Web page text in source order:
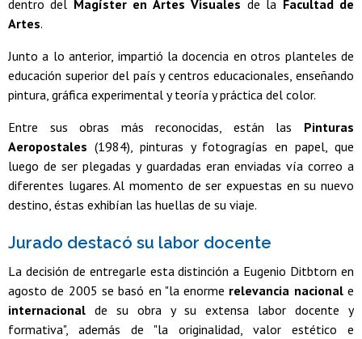
dentro del Magíster en Artes Visuales de la Facultad de
Artes.
Junto a lo anterior, impartió la docencia en otros planteles de
educación superior del país y centros educacionales, enseñando
pintura, gráfica experimental y teoría y práctica del color.
Entre sus obras más reconocidas, están las Pinturas
Aeropostales (1984), pinturas y fotogragías en papel, que
luego de ser plegadas y guardadas eran enviadas vía correo a
diferentes lugares. Al momento de ser expuestas en su nuevo
destino, éstas exhibían las huellas de su viaje.
Jurado destacó su labor docente
La decisión de entregarle esta distinción a Eugenio Ditbtorn en
agosto de 2005 se basó en "la enorme relevancia nacionale
internacional de su obra y su extensa labor docente y
formativa", además de "la originalidad, valor estético e